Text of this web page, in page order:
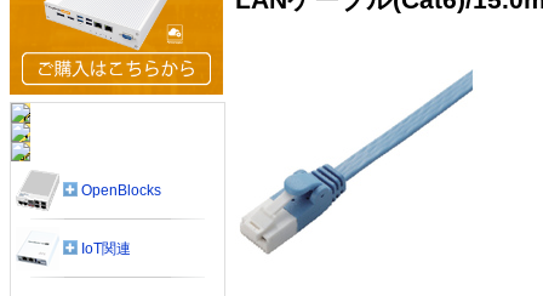
OpenBlocks
IoT関連